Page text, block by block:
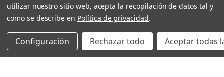
utilizar nuestro sitio web, acepta la recopilación de datos tal y
como se describe en Política de privacidad.
Configuración Rechazar todo Aceptar todas